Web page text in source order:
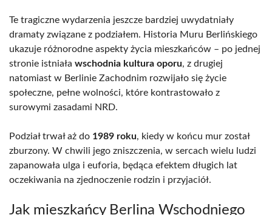
Te tragiczne wydarzenia jeszcze bardziej uwydatniały
dramaty związane z podziałem. Historia Muru Berlińskiego
ukazuje różnorodne aspekty życia mieszkańców – po jednej
stronie istniała wschodnia kultura oporu, z drugiej
natomiast w Berlinie Zachodnim rozwijało się życie
społeczne, pełne wolności, które kontrastowało z
surowymi zasadami NRD.
Podział trwał aż do 1989 roku, kiedy w końcu mur został
zburzony. W chwili jego zniszczenia, w sercach wielu ludzi
zapanowała ulga i euforia, będąca efektem długich lat
oczekiwania na zjednoczenie rodzin i przyjaciół.
Jak mieszkańcy Berlina Wschodniego